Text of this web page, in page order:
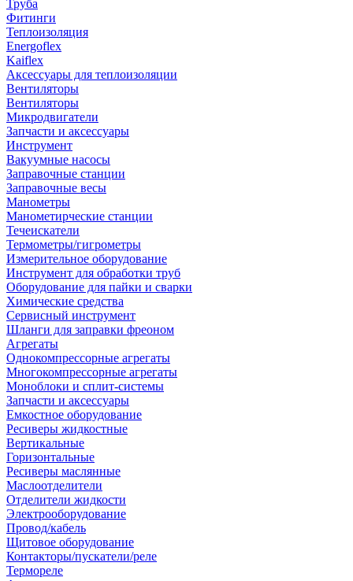
Труба
Фитинги
Теплоизоляция
Energoflex
Kaiflex
Аксессуары для теплоизоляции
Вентиляторы
Вентиляторы
Микродвигатели
Запчасти и аксессуары
Инструмент
Вакуумные насосы
Заправочные станции
Заправочные весы
Манометры
Манометирческие станции
Течеискатели
Термометры/гигрометры
Измерительное оборудование
Инструмент для обработки труб
Оборудование для пайки и сварки
Химические средства
Сервисный инструмент
Шланги для заправки фреоном
Агрегаты
Однокомпрессорные агрегаты
Многокомпрессорные агрегаты
Моноблоки и сплит-системы
Запчасти и аксессуары
Емкостное оборудование
Ресиверы жидкостные
Вертикальные
Горизонтальные
Ресиверы маслянные
Маслоотделители
Отделители жидкости
Электрооборудование
Провод/кабель
Щитовое оборудование
Контакторы/пускатели/реле
Термореле